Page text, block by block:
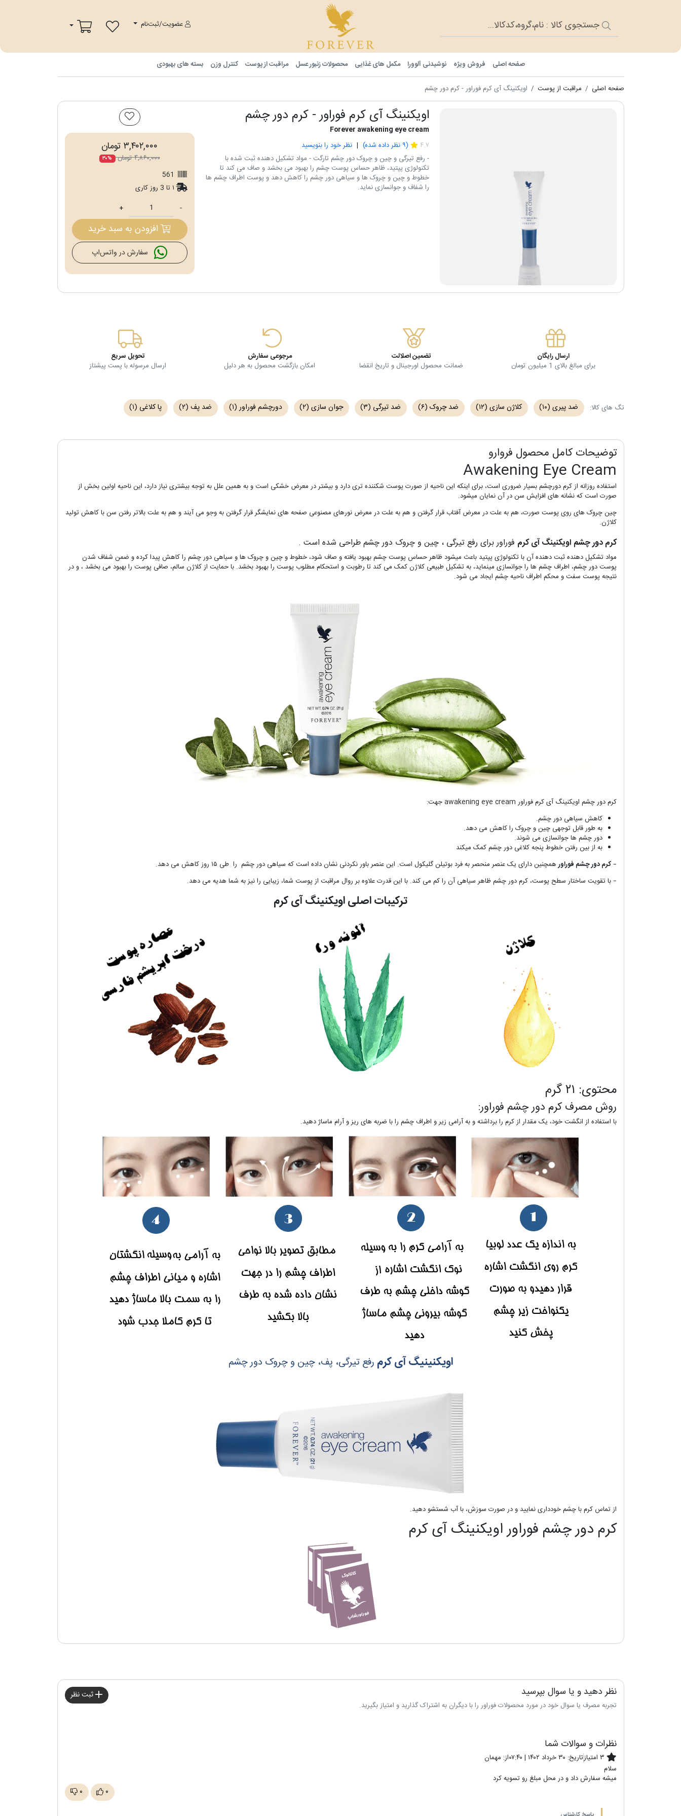
عضویت/ثبت‌نام
سبد خرید
صفحه اصلی فروش ویژه نوشیدنی آلوورا مکمل های غذایی محصولات زنبور عسل مراقبت از پوست کنترل وزن بسته های بهبودی
صفحه اصلی مراقبت از پوست اویکنینگ آی کرم فوراور - کرم دور چشم
اویکنینگ آی کرم فوراور - کرم دور چشم
Forever awakening eye cream
۴.۷
(۹ نظر داده شده)
نظر خود را بنویسید
- رفع تیرگی و چین و چروک دور چشم تارگت - مواد تشکیل دهنده ثبت شده با
تکنولوژی پپتید، ظاهر حساس پوست چشم را بهبود می بخشد و صاف می کند تا
خطوط و چین و چروک ها و سیاهی دور چشم را کاهش دهد و پوست اطراف چشم ها
را شفاف و جوانسازی نماید.
۳,۴۰۲,۰۰۰ تومان
۴,۸۶۰,۰۰۰ تومان ۳۰%
561
۱ تا 3 روز کاری
-
+
افزودن به سبد خرید
سفارش در واتس‌اپ
ارسال رایگان
برای مبالغ بالای 1 میلیون تومان
تضمین اصلالت
ضمانت محصول اورجینال و تاریخ انقضا
مرجوعی سفارش
امکان بازگشت محصول به هر دلیل
تحویل سریع
ارسال مرسوله با پست پیشتاز
تگ های کالا: ضد پیری (۱۰) کلاژن سازی (۱۲) ضد چروک (۶) ضد تیرگی (۳) جوان سازی (۲) دورچشم فوراور(۱) ضد پف (۲) پا کلاغی (۱)
توضیحات کامل محصول فروارو
Awakening Eye Cream
استفاده روزانه از کرم دورچشم بسیار ضروری است، برای اینکه این ناحیه از صورت پوست شکننده تری دارد و بیشتر در معرض خشکی است و به همین علل به توجه بیشتری نیاز دارد، این ناحیه اولین بخش از
صورت است که نشانه های افزایش سن در آن نمایان میشود.
چین چروک های روی پوست صورت، هم به علت در معرض آفتاب قرار گرفتن و هم به علت در معرض نورهای مصنوعی صفحه های نمایشگر قرار گرفتن به وجو می آیند و هم به علت بالاتر رفتن سن با کاهش تولید
کلاژن.
کرم دور چشم اویکنینگ آی کرم فوراور برای رفع تیرگی ، چین و چروک دور چشم طراحی شده است .
مواد تشکیل دهنده ثبت دهنده آن با تکنولوژی پپتید باعث میشود ظاهر حساس پوست چشم بهبود یافته و صاف شود، خطوط و چین و چروک ها و سیاهی دور چشم را کاهش پیدا کرده و ضمن شفاف شدن
پوست دور چشم، اطراف چشم ها را جوانسازی مینماید، به تشکیل طبیعی کلاژن کمک می کند تا رطوبت و استحکام مطلوب پوست را بهبود بخشد. با حمایت از کلاژن سالم، صافی پوست را بهبود می بخشد ، و در
نتیجه پوست سفت و محکم اطراف ناحیه چشم ایجاد می شود.
کرم دور چشم اویکنینگ آی کرم فوراور awakening eye cream جهت:
کاهش سیاهی دور چشم.
به طور قابل توجهی چین و چروک را کاهش می دهد.
دور چشم ها جوانسازی می شوند.
به از بین رفتن خطوط پنجه کلاغی دور چشم کمک میکند
–کرم دور چشم فوراورهمچنین دارای یک عنصر منحصر به فرد بوتیلن گلیکول است. این عنصر باور نکردنی نشان داده است که سیاهی دور چشم را طی ۱۵ روز کاهش می دهد.
– با تقویت ساختار سطح پوست، کرم دور چشم ظاهر سیاهی آن را کم می کند. با این قدرت علاوه بر روال مراقبت از پوست شما، زیبایی را نیز به شما هدیه می دهد.
ترکیبات اصلی اویکنینگ آی کرم
محتوی: ۲۱ گرم
روش مصرف کرم دور چشم فوراور:
با استفاده از انگشت خود، یک مقدار از کرم را برداشته و به آرامی زیر و اطراف چشم را با ضربه های ریز و آرام ماساژ دهید.
اویکنینیگ آی کرم رفع تیرگی، پف، چین و چروک دور چشم
از تماس کرم با چشم خودداری نمایید و در صورت سوزش، با آب شستشو دهید.
کرم دور چشم فوراور اویکنینگ آی کرم
نظر دهید و یا سوال بپرسید
تجربه مصرف یا سوال خود در مورد محصولات فوراور را با دیگران به اشتراک گذارید و امتیاز بگیرید.
ثبت نظر
نظرات و سوالات شما
۳ امتیاز تاریخ: ۳۰ خرداد ۱۴۰۲ | ۰۷:۴۰ از: مهمان
سلام
میشه سفارش داد و در محل مبلغ رو تسویه کرد
۰ ۰